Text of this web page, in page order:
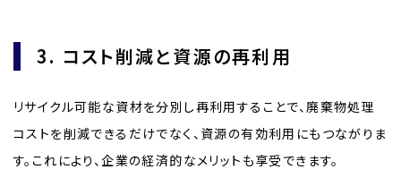
3. コスト削減と資源の再利用
リサイクル可能な資材を分別し再利用することで、廃棄物処理
コストを削減できるだけでなく、資源の有効利用にもつながりま
す。これにより、企業の経済的なメリットも享受できます。